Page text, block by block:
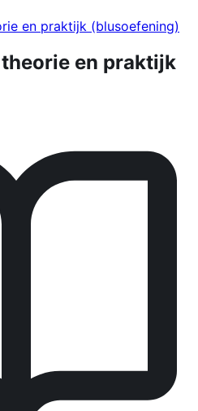
en praktijk (blusoefening)
en praktijk